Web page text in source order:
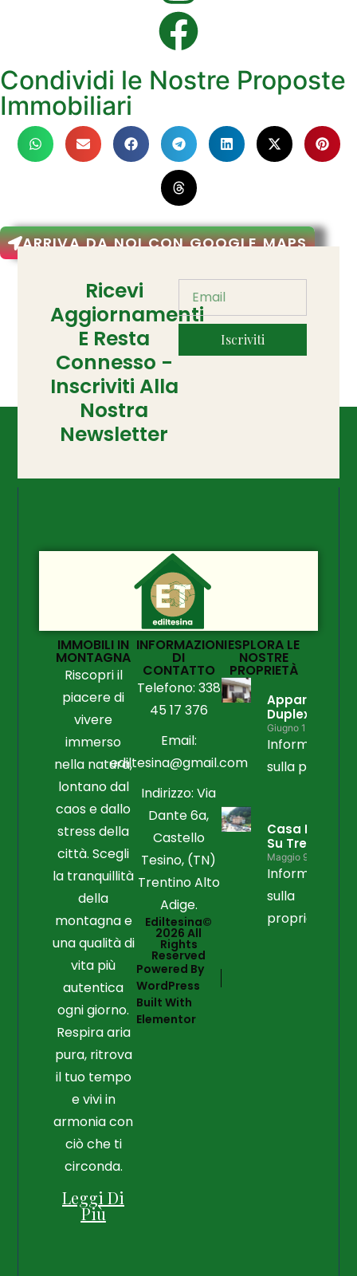
Condividi le Nostre Proposte
Immobiliari
ARRIVA DA NOI CON GOOGLE MAPS
Ricevi
Aggiornamenti
E Resta
Connesso -
Inscriviti Alla
Nostra
Newsletter
Iscriviti
IMMOBILI IN
MONTAGNA
Riscopri il
piacere di
vivere
immerso
nella natura,
lontano dal
caos e dallo
stress della
città. Scegli
la tranquillità
della
montagna e
una qualità di
vita più
autentica
ogni giorno.
Respira aria
pura, ritrova
il tuo tempo
e vivi in
armonia con
ciò che ti
circonda.
Leggi Di
Più
INFORMAZIONI
DI
CONTATTO
Telefono: 338
45 17 376
Email:
ediltesina@gmail.com
Indirizzo: Via
Dante 6a,
Castello
Tesino, (TN)
Trentino Alto
Adige.
Ediltesina©
2026 All
Rights
Reserved
Powered By
WordPress
Built With
Elementor
ESPLORA LE
NOSTRE
PROPRIETÀ
Duplex
Giugno 15, 2026
Informazioni
sulla
Casa Libera
Su Tre Lati
Maggio 9, 2026
Informazioni
sulla
proprietà